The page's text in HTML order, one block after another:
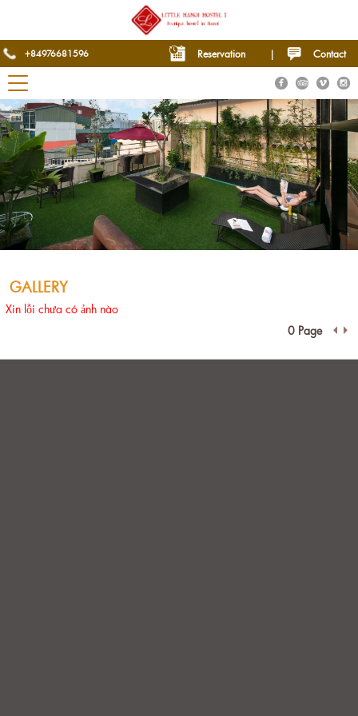
+84976681596 Reservation | Contact
GALLERY
Xin lỗi chưa có ảnh nào
0 Page